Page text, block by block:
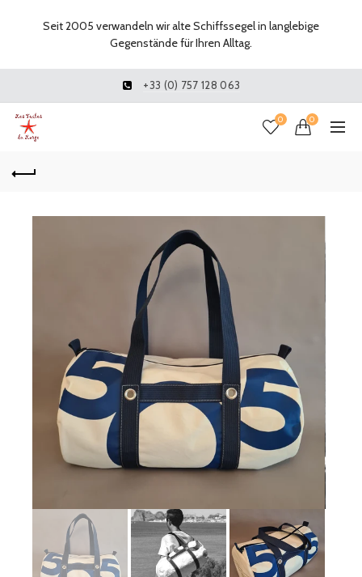
+33 (0) 757 128 063
0 0
Seit 2005 verwandeln wir alte Schiffssegel in langlebige
Gegenstände für Ihren Alltag.